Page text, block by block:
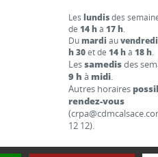
Leslundisdes
de14 hà17 h.
Dumardi auvendredi
h 30et de14 hà18 h.
Lessamedisdes
9 h à midi.
Autres horaires
rendez-vous
12 12).